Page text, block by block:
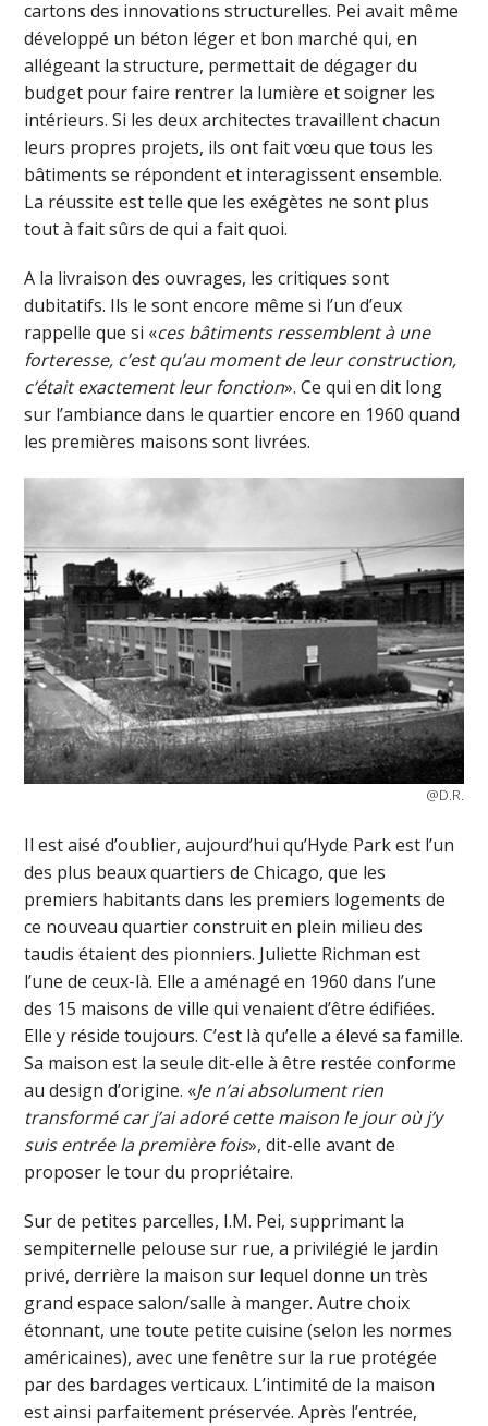
cartons des innovations structurelles. Pei avait même
développé un béton léger et bon marché qui, en
allégeant la structure, permettait de dégager du
budget pour faire rentrer la lumière et soigner les
intérieurs. Si les deux architectes travaillent chacun
leurs propres projets, ils ont fait vœu que tous les
bâtiments se répondent et interagissent ensemble.
La réussite est telle que les exégètes ne sont plus
tout à fait sûrs de qui a fait quoi.
A la livraison des ouvrages, les critiques sont
dubitatifs. Ils le sont encore même si l’un d’eux
rappelle que si «ces bâtiments ressemblent à une
forteresse, c’est qu’au moment de leur construction,
c’était exactement leur fonction». Ce qui en dit long
sur l’ambiance dans le quartier encore en 1960 quand
les premières maisons sont livrées.
@D.R.
Il est aisé d’oublier, aujourd’hui qu’Hyde Park est l’un
des plus beaux quartiers de Chicago, que les
premiers habitants dans les premiers logements de
ce nouveau quartier construit en plein milieu des
taudis étaient des pionniers. Juliette Richman est
l’une de ceux-là. Elle a aménagé en 1960 dans l’une
des 15 maisons de ville qui venaient d’être édifiées.
Elle y réside toujours. C’est là qu’elle a élevé sa famille.
Sa maison est la seule dit-elle à être restée conforme
au design d’origine. «Je n’ai absolument rien
transformé car j’ai adoré cette maison le jour où j’y
suis entrée la première fois», dit-elle avant de
proposer le tour du propriétaire.
Sur de petites parcelles, I.M. Pei, supprimant la
sempiternelle pelouse sur rue, a privilégié le jardin
privé, derrière la maison sur lequel donne un très
grand espace salon/salle à manger. Autre choix
étonnant, une toute petite cuisine (selon les normes
américaines), avec une fenêtre sur la rue protégée
par des bardages verticaux. L’intimité de la maison
est ainsi parfaitement préservée. Après l’entrée,